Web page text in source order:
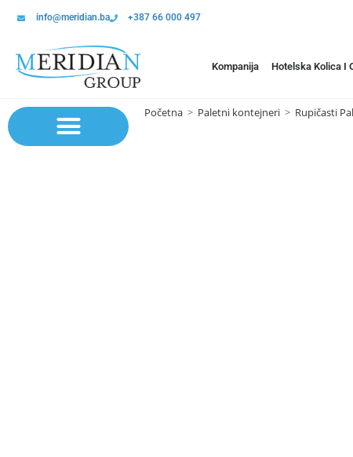
info@meridian.ba +387 66 000 497
Kompanija Hotelska Kolica I
Početna > Paletni kontejneri > Rupičasti